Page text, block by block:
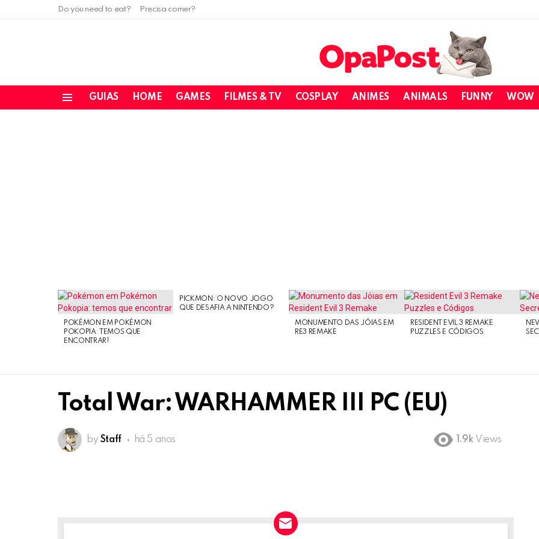
Do you need to eat? Precisa comer?
GUIAS HOME GAMES FILMES & TV COSPLAY ANIMES ANIMALS FUNNY WOW
LATEST
STORIES
POKÉMON EM POKÉMON
POKOPIA: TEMOS QUE
ENCONTRAR!
PICKMON: O NOVO JOGO
QUE DESAFIA A NINTENDO?
MONUMENTO DAS JÓIAS EM
RE3 REMAKE
RESIDENT EVIL 3 REMAKE
PUZZLES E CÓDIGOS
Total War: WARHAMMER III PC (EU)
by Staff há 5 anos 1.9k Views